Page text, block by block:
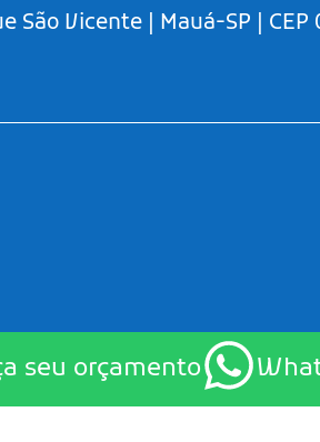
São Vicente | Mauá-SP |
seu orçamento